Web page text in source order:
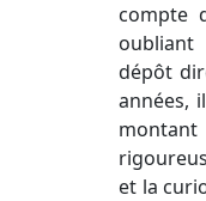
compte
dépôt
années,
et la